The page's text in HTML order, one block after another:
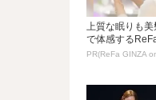
上質な眠りも
で体感する
PR(ReFa GINZA